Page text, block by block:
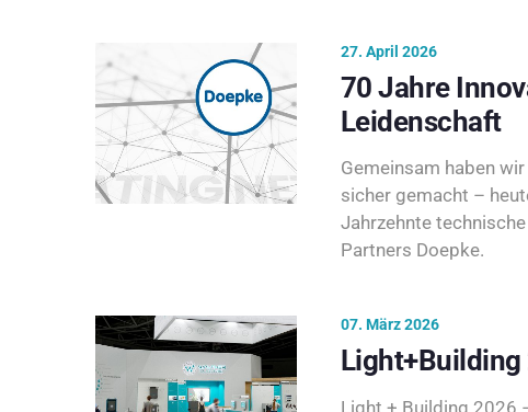
27. April 2026
70 Jahre
Leidenschaft
Gemeinsam haben
sicher gemacht –
Jahrzehnte
Partners Doepke.
07. März 2026
Light+Building
Light + Building 2026